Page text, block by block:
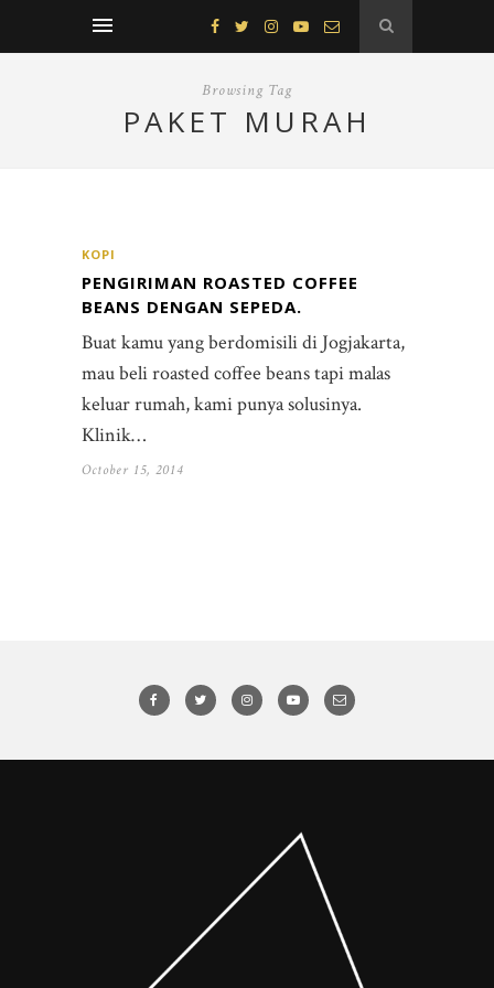
Browsing Tag
PAKET MURAH
KOPI
PENGIRIMAN ROASTED COFFEE
BEANS DENGAN SEPEDA.
Buat kamu yang berdomisili di Jogjakarta,
mau beli roasted coffee beans tapi malas
keluar rumah, kami punya solusinya.
Klinik…
October 15, 2014